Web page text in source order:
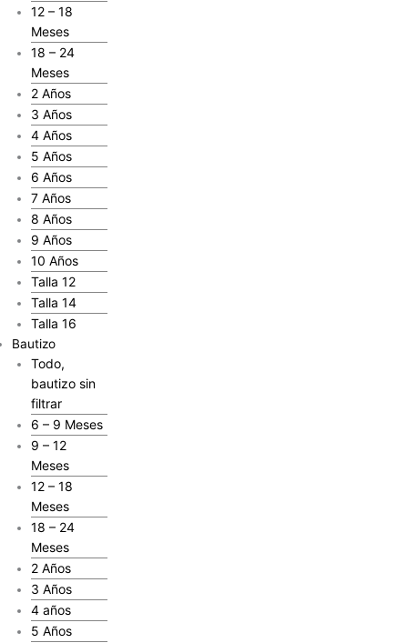
12 – 18
Meses
18 – 24
Meses
2 Años
3 Años
4 Años
5 Años
6 Años
7 Años
8 Años
9 Años
10 Años
Talla 12
Talla 14
Talla 16
Bautizo
Todo,
bautizo sin
filtrar
6 – 9 Meses
9 – 12
Meses
12 – 18
Meses
18 – 24
Meses
2 Años
3 Años
4 años
5 Años